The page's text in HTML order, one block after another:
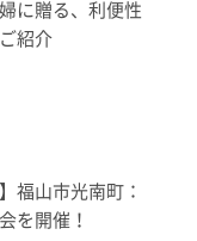
に贈る、利便性
紹介
福山市光南町：
を開催！